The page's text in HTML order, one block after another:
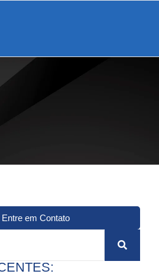
Entre em Contato